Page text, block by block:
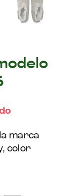
marca
color